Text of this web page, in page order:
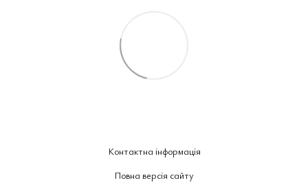
Контактна інформація
Повна версія сайту